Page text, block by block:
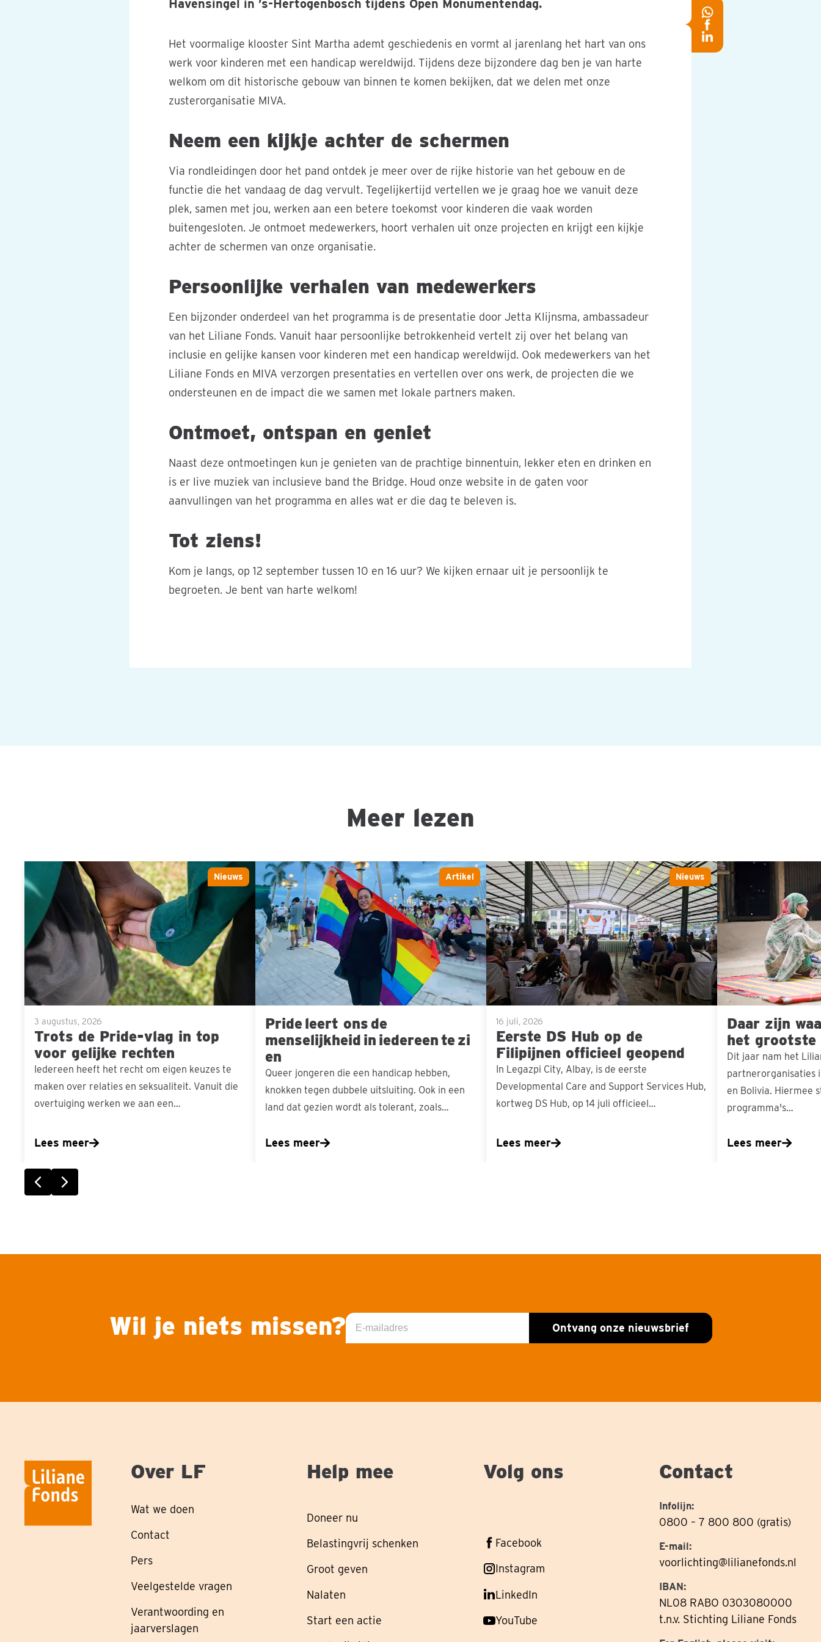
Havensingel in ’s-Hertogenbosch tijdens Open Monumentendag.
Het voormalige klooster Sint Martha ademt geschiedenis en vormt al jarenlang het hart van ons
werk voor kinderen met een handicap wereldwijd. Tijdens deze bijzondere dag ben je van harte
welkom om dit historische gebouw van binnen te komen bekijken, dat we delen met onze
zusterorganisatie MIVA.
Neem een kijkje achter de schermen
Via rondleidingen door het pand ontdek je meer over de rijke historie van het gebouw en de
functie die het vandaag de dag vervult. Tegelijkertijd vertellen we je graag hoe we vanuit deze
plek, samen met jou, werken aan een betere toekomst voor kinderen die vaak worden
buitengesloten. Je ontmoet medewerkers, hoort verhalen uit onze projecten en krijgt een kijkje
achter de schermen van onze organisatie.
Persoonlijke verhalen van medewerkers
Een bijzonder onderdeel van het programma is de presentatie door Jetta Klijnsma, ambassadeur
van het Liliane Fonds. Vanuit haar persoonlijke betrokkenheid vertelt zij over het belang van
inclusie en gelijke kansen voor kinderen met een handicap wereldwijd. Ook medewerkers van het
Liliane Fonds en MIVA verzorgen presentaties en vertellen over ons werk, de projecten die we
ondersteunen en de impact die we samen met lokale partners maken.
Ontmoet, ontspan en geniet
Naast deze ontmoetingen kun je genieten van de prachtige binnentuin, lekker eten en drinken en
is er live muziek van inclusieve band the Bridge. Houd onze website in de gaten voor
aanvullingen van het programma en alles wat er die dag te beleven is.
Tot ziens!
Kom je langs, op 12 september tussen 10 en 16 uur? We kijken ernaar uit je persoonlijk te
begroeten. Je bent van harte welkom!
Deel
op
Whatsapp
Deel
Deel
Meer lezen
Sla carousel over
Nieuws
3 augustus, 2026
Trots de Pride-vlag in top
voor gelijke rechten
Iedereen heeft het recht om eigen keuzes te
maken over relaties en seksualiteit. Vanuit die
overtuiging werken we aan een…
Lees meer
de
Pride-
vlag
in
top
voor
gelijke
rechten
Artikel
Pride leert ons de
menselijkheid in iedereen te zi
en
Queer jongeren die een handicap hebben,
knokken tegen dubbele uitsluiting. Ook in een
land dat gezien wordt als tolerant, zoals…
Lees meer
Pride leert
ons de
menselijkheid in iedereen te zien
Nieuws
16 juli, 2026
Eerste DS Hub op de
Filipijnen officieel geopend
In Legazpi City, Albay, is de eerste
Developmental Care and Support Services Hub,
kortweg DS Hub, op 14 juli officieel…
Lees meer
Eerste
DS
Hub
op
de
Filipijnen
officieel
geopend
Daar zijn
het grootste
Dit jaar nam het
partnerorganisaties
en Bolivia. Hiermee
programma's…
Lees meer
Daar
zijn
waar
onze
het
grootste
verschil
maakt
Vorige slideVolgende slide
Wil je niets missen?E-
mailadres
Ontvang onze nieuwsbrief
Over LF
Wat we doen
Contact
Pers
Veelgestelde vragen
Verantwoording en
jaarverslagen
Help mee
Doneer nu
Belastingvrij schenken
Groot geven
Nalaten
Start een actie
Volg ons
Volg
op
Facebook
Volg
op
Instagram
Volg
op
LinkedIn
Volg
YouTube
Contact
Infolijn:
0800 – 7 800 800 (gratis)
E-mail:
voorlichting@lilianefonds.nl
IBAN:
NL08 RABO 0303080000
t.n.v. Stichting Liliane Fonds